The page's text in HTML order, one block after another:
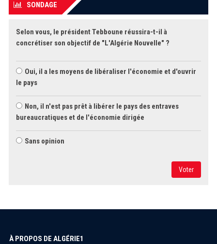
SONDAGE
Selon vous, le président Tebboune réussira-t-il à
concrétiser son objectif de "L'Algérie Nouvelle" ?
Oui, il a les moyens de libéraliser l'économie et d'ouvrir
le pays
Non, il n'est pas prêt à libérer le pays des entraves
bureaucratiques et de l'économie dirigée
Sans opinion
Voter
À PROPOS DE ALGÉRIE1